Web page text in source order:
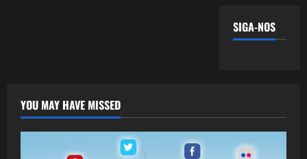
SIGA-NOS
YOU MAY HAVE MISSED